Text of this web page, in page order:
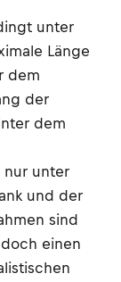
unter
Länge
dem
der
dem
nur unter
und der
sind
einen